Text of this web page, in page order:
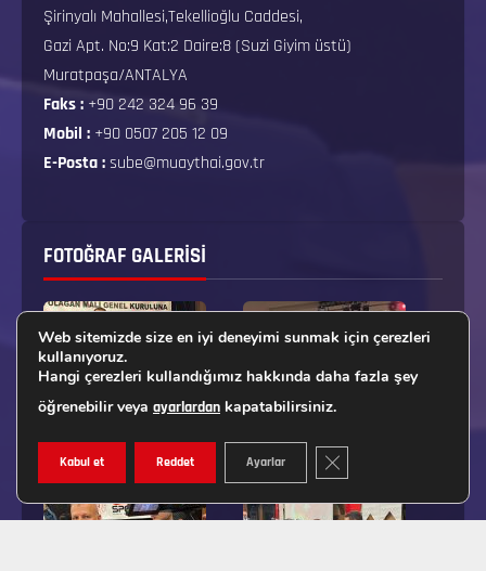
Şirinyalı Mahallesi,Tekellioğlu Caddesi,
Gazi Apt. No:9 Kat:2 Daire:8 (Suzi Giyim üstü)
Muratpaşa/ANTALYA
Faks : +90 242 324 96 39
Mobil : +90 0507 205 12 09
E-Posta :sube@muaythai.gov.tr
FOTOĞRAF GALERISI
Web sitemizde size en iyi deneyimi sunmak için çerezleri
kullanıyoruz.
Hangi çerezleri kullandığımız hakkında daha fazla şey
öğrenebilir veya ayarlardan kapatabilirsiniz.
Kabul et Reddet Ayarlar GDPR ÇEREZ ŞERIDINI